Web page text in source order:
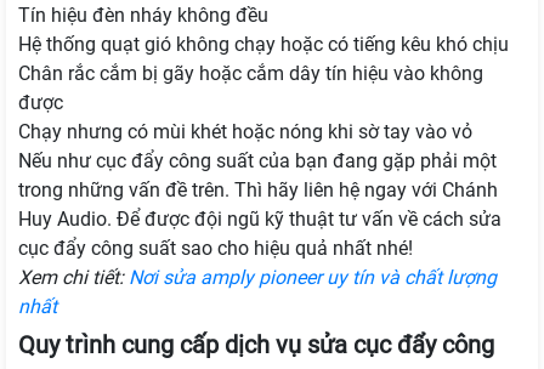
Tín hiệu đèn nháy không đều
Hệ thống quạt gió không chạy hoặc có tiếng kêu khó chịu
Chân rắc cắm bị gãy hoặc cắm dây tín hiệu vào không
được
Chạy nhưng có mùi khét hoặc nóng khi sờ tay vào vỏ
Nếu như cục đẩy công suất của bạn đang gặp phải một
trong những vấn đề trên. Thì hãy liên hệ ngay với Chánh
Huy Audio. Để được đội ngũ kỹ thuật tư vấn về cách sửa
cục đẩy công suất sao cho hiệu quả nhất nhé!
Xem chi tiết: Nơi sửa amply pioneer uy tín và chất lượng
nhất
Quy trình cung cấp dịch vụ sửa cục đẩy công